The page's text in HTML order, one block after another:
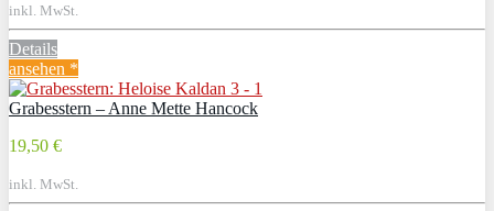
inkl. MwSt.
Details
ansehen *
Grabesstern – Anne Mette Hancock
19,50 €
inkl. MwSt.